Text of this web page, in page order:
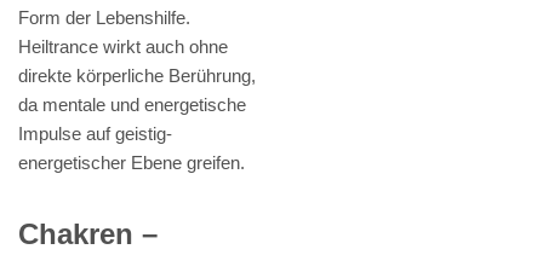
Form der Lebenshilfe.
Heiltrance wirkt auch ohne
direkte körperliche Berührung,
da mentale und energetische
Impulse auf geistig-
energetischer Ebene greifen.
Chakren –